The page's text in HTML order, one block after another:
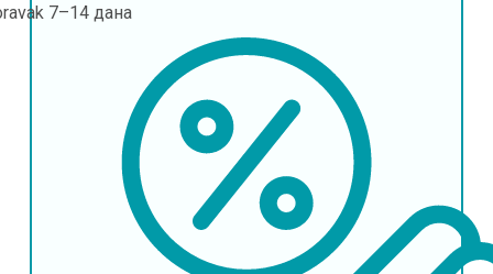
7–14 дана